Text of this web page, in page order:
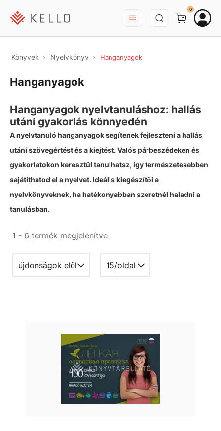
BEJELENTKEZÉS
0
Könyvek Nyelvkönyv Hanganyagok
Hanganyagok
Hanganyagok nyelvtanuláshoz: hallás
utáni gyakorlás könnyedén
A nyelvtanuló hanganyagok segítenek fejleszteni a hallás
utáni szövegértést és a kiejtést. Valós párbeszédeken és
gyakorlatokon keresztül tanulhatsz, így természetesebben
sajátíthatod el a nyelvet. Ideális kiegészítői a
nyelvkönyveknek, ha hatékonyabban szeretnél haladni a
tanulásban.
1 - 6 termék megjelenítve